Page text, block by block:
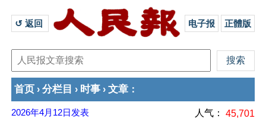
↺ 返回 电子报 正體版
首页 › 分栏目 › 时事 › 文章 ：
2026年4月12日 发表 人气： 45,701